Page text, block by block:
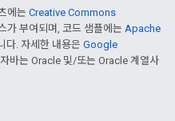
에는 Creative Commons
가 부여되며, 코드 샘플에는 Apache
다. 자세한 내용은 Google
바는 Oracle 및/또는 Oracle 계열사